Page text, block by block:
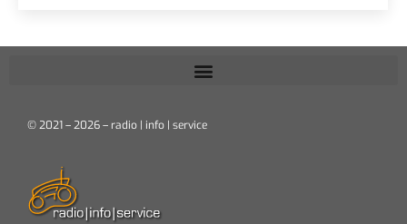
© 2021 – 2026 – radio | info | service